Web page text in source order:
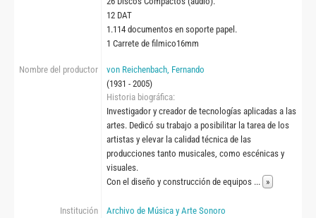
12 DAT
1.114 documentos en soporte papel.
1 Carrete de filmico16mm
Nombre del productor
von Reichenbach, Fernando
(1931 - 2005)
Historia biográfica
Investigador y creador de tecnologías aplicadas a las
artes. Dedicó su trabajo a posibilitar la tarea de los
artistas y elevar la calidad técnica de las
producciones tanto musicales, como escénicas y
visuales.
Con el diseño y construcción de equipos ... »
Institución
Archivo de Música y Arte Sonoro